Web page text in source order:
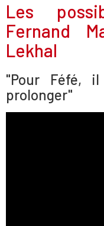
Les
Fernand
Lekhal
"Pour Féfé,
prolonger"